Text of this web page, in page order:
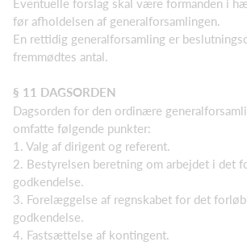
før afholdelsen af generalforsamlingen.
En rettidig generalforsamling er
fremmødtes antal.
§ 11 DAGSORDEN
Dagsorden for den ordinære
omfatte følgende punkter:
1. Valg af dirigent og referent.
2. Bestyrelsen beretning om arbejdet i det
godkendelse.
3. Forelæggelse af regnskabet for det
godkendelse.
4. Fastsættelse af kontingent.